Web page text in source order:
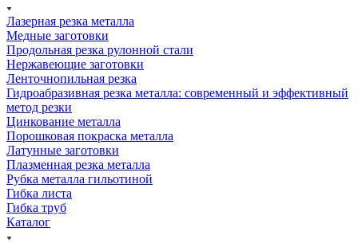
Лазерная резка металла
Медные заготовки
Продольная резка рулонной стали
Нержавеющие заготовки
Ленточнопильная резка
Гидроабразивная резка металла: современный и эффективный
метод резки
Цинкование металла
Порошковая покраска металла
Латунные заготовки
Плазменная резка металла
Рубка металла гильотиной
Гибка листа
Гибка труб
Каталог